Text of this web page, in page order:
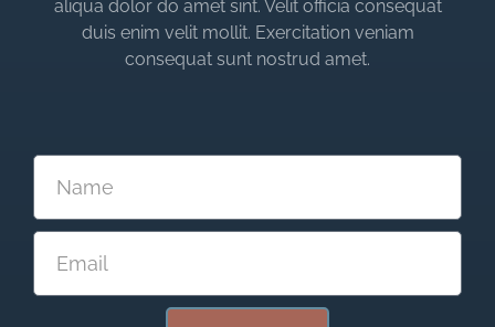
aliqua dolor do amet sint. Velit officia consequat
duis enim velit mollit. Exercitation veniam
consequat sunt nostrud amet.